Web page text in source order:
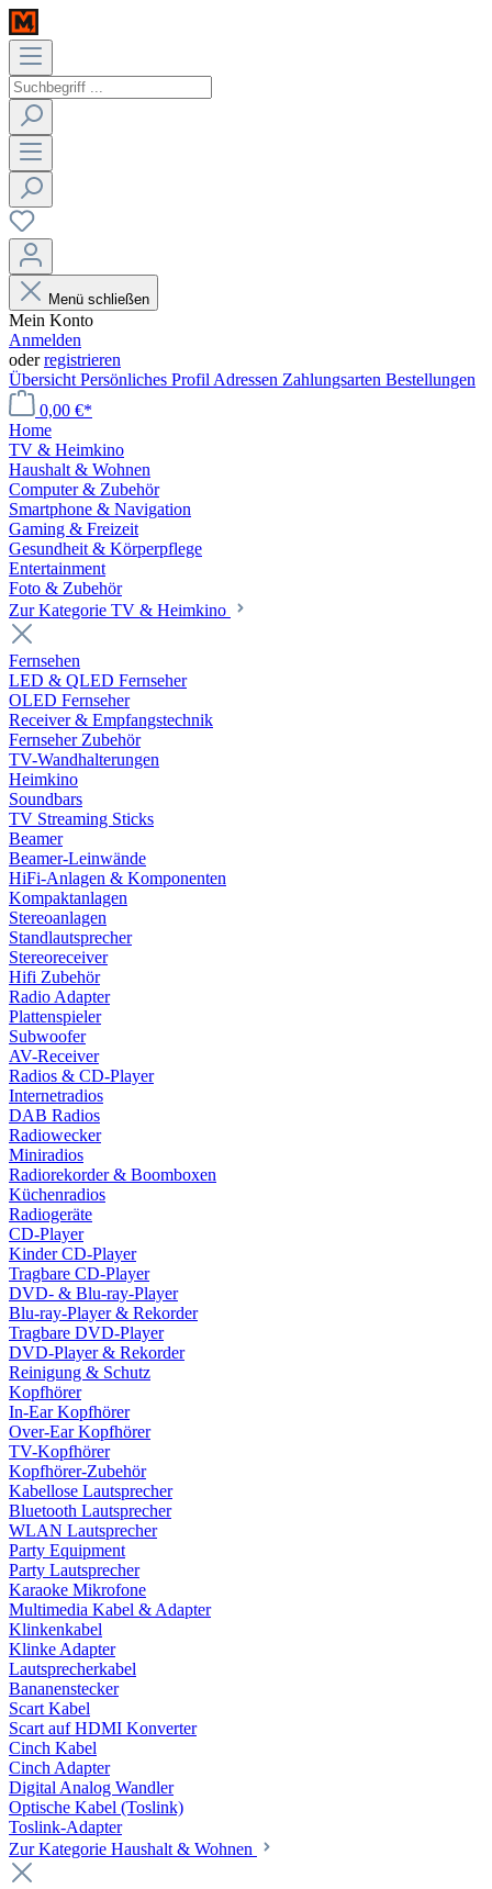
Menü schließen
Mein Konto
Anmelden
oderregistrieren
Übersicht Persönliches Profil Adressen Zahlungsarten Bestellungen
0,00 €*
Home
TV & Heimkino
Haushalt & Wohnen
Computer & Zubehör
Smartphone & Navigation
Gaming & Freizeit
Gesundheit & Körperpflege
Entertainment
Foto & Zubehör
Zur Kategorie TV & Heimkino
Fernsehen
LED & QLED Fernseher
OLED Fernseher
Receiver & Empfangstechnik
Fernseher Zubehör
TV-Wandhalterungen
Heimkino
Soundbars
TV Streaming Sticks
Beamer
Beamer-Leinwände
HiFi-Anlagen & Komponenten
Kompaktanlagen
Stereoanlagen
Standlautsprecher
Stereoreceiver
Hifi Zubehör
Radio Adapter
Plattenspieler
Subwoofer
AV-Receiver
Radios & CD-Player
Internetradios
DAB Radios
Radiowecker
Miniradios
Radiorekorder & Boomboxen
Küchenradios
Radiogeräte
CD-Player
Kinder CD-Player
Tragbare CD-Player
DVD- & Blu-ray-Player
Blu-ray-Player & Rekorder
Tragbare DVD-Player
DVD-Player & Rekorder
Reinigung & Schutz
Kopfhörer
In-Ear Kopfhörer
Over-Ear Kopfhörer
TV-Kopfhörer
Kopfhörer-Zubehör
Kabellose Lautsprecher
Bluetooth Lautsprecher
WLAN Lautsprecher
Party Equipment
Party Lautsprecher
Karaoke Mikrofone
Multimedia Kabel & Adapter
Klinkenkabel
Klinke Adapter
Lautsprecherkabel
Bananenstecker
Scart Kabel
Scart auf HDMI Konverter
Cinch Kabel
Cinch Adapter
Digital Analog Wandler
Optische Kabel (Toslink)
Toslink-Adapter
Zur Kategorie Haushalt & Wohnen